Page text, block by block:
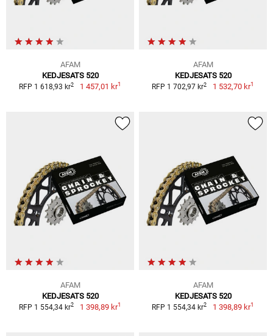
AFAM
KEDJESATS 520
RFP 1 618,93 kr2 1 457,01 kr1
AFAM
KEDJESATS 520
RFP 1 702,97 kr2 1 532,70 kr1
AFAM
KEDJESATS 520
RFP 1 554,34 kr2 1 398,89 kr1
AFAM
KEDJESATS 520
RFP 1 554,34 kr2 1 398,89 kr1